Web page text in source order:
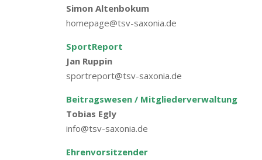
Simon Altenbokum
homepage@tsv-saxonia.de
SportReport
Jan Ruppin
sportreport@tsv-saxonia.de
Beitragswesen / Mitgliederverwaltung
Tobias Egly
info@tsv-saxonia.de
Ehrenvorsitzender